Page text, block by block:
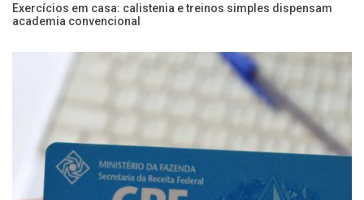
Exercícios em casa: calistenia e treinos simples dispensam
academia convencional